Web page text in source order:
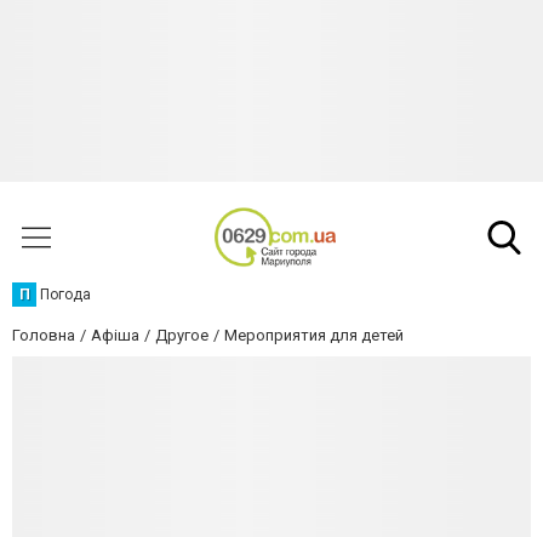
П Погода
Головна Афіша Другое Мероприятия для детей